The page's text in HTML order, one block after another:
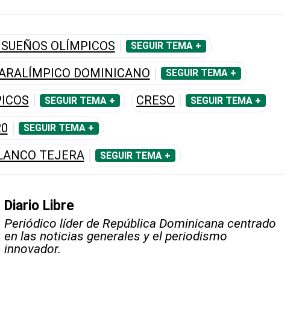
OLÍMPICOS SEGUIR TEMA +
DOMINICANO SEGUIR TEMA +
SEGUIR TEMA + CRESO SEGUIR TEMA +
SEGUIR TEMA +
TEJERA SEGUIR TEMA +
Diario Libre
Periódico líder de República Dominicana centrado
en las noticias generales y el periodismo
innovador.